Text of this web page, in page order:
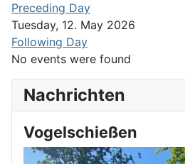
Preceding Day
Tuesday, 12. May 2026
Following Day
No events were found
Nachrichten
Vogelschießen